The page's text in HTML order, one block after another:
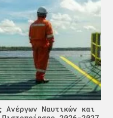
Ανέργων Ναυτικών και